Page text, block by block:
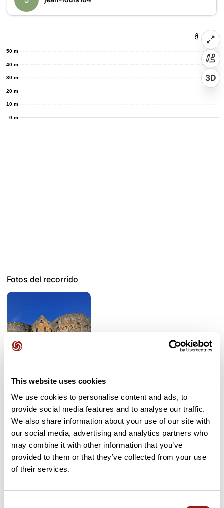
This website uses cookies
We use cookies to personalise content and ads, to
provide social media features and to analyse our traffic.
We also share information about your use of our site with
our social media, advertising and analytics partners who
may combine it with other information that you’ve
provided to them or that they’ve collected from your use
of their services.
0 m
10 m
20 m
30 m
40 m
50 m
3D
Fotos del recorrido
Opiniones de los usuarios
Este recorrido aún no contiene opiniones. ¿Ya lo has
completado? ¡Deja la primera opinión!
Añadir una opinión